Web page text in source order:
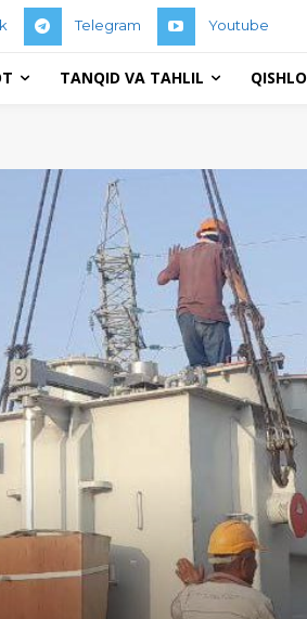
Telegram Youtube
TANQID VA TAHLIL